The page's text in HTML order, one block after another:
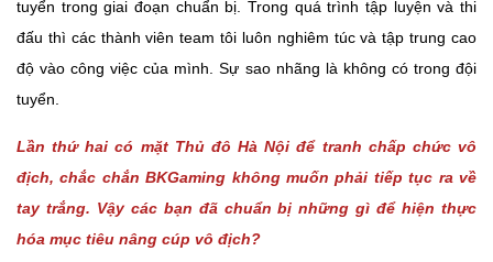
tuyển trong giai đoạn chuẩn bị. Trong quá trình tập luyện và thi
đấu thì các thành viên team tôi luôn nghiêm túc và tập trung cao
độ vào công việc của mình. Sự sao nhãng là không có trong đội
tuyển.
Lần thứ hai có mặt Thủ đô Hà Nội để tranh chấp chức vô
địch, chắc chắn BKGaming không muốn phải tiếp tục ra về
tay trắng. Vậy các bạn đã chuẩn bị những gì để hiện thực
hóa mục tiêu nâng cúp vô địch?